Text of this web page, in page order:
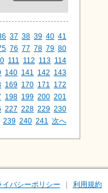
37 38 39 40 41
76 77 78 79 80
111 112 113 114
140 141 142 143
169 170 171
172
198 199 200 201
227 228 229 230
239 240 241 次へ
イバシーポリシー 利用規約